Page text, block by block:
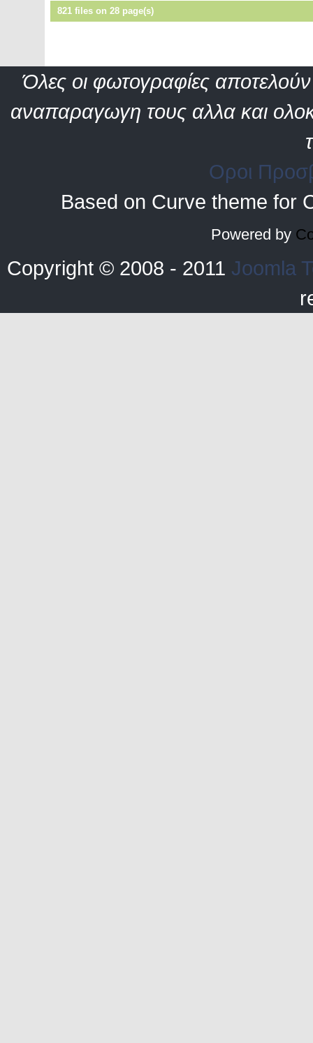
821 files on 28 page(s)
Όλες οι φωτογραφίες αποτελούν
αναπαραγωγη τους αλλα και
Οροι
Based on Curve theme for
Powered by
Copyright © 2008 - 2011 Joomla